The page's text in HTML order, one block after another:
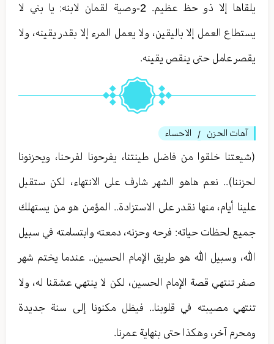
يلقاها إلا ذو حظ عظيم. 2-وصية لقمان لابنه: يا بني لا
يستطاع العمل إلا باليقين، ولا يعمل المرء إلا بقدر يقينه، ولا
يقصر عامل حتى ينقص يقينه.
آهات الحزن / الاحساء
(شيعتنا خلقوا من فاضل طينتنا، يفرحونا لفرحنا، ويحزنونا
لحزننا).. نعم هاهو الشهر شارف على الانتهاء، لكن ستقبل
علينا أيام، منها نقدر على الاستزادة.. المؤمن هو من يستهلك
جميع لحظات حياته: فرحه وحزنه، دمعته وابتسامته في سبيل
الله، وسبيل الله هو طريق الإمام الحسين.. عندما يختم شهر
صفر تنتهي قصة الإمام الحسين، لكن لا ينتهي عشقنا له، ولا
تنتهي مصيبته في قلوبنا.. فيظل مكنونا إلى سنة جديدة
ومحرم آخر، وهكذا حتى بنهاية عمرنا.